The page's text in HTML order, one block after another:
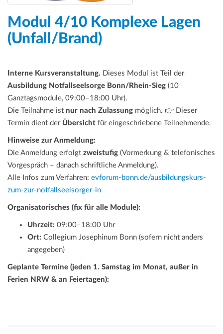
Modul 4/10 Komplexe Lagen
(Unfall/Brand)
Interne Kursveranstaltung. Dieses Modul ist Teil der
Ausbildung Notfallseelsorge Bonn/Rhein-Sieg (10
Ganztagsmodule, 09:00–18:00 Uhr).
Die Teilnahme ist nur nach Zulassung möglich. 👉 Dieser
Termin dient der Übersicht für eingeschriebene Teilnehmende.
Hinweise zur Anmeldung:
Die Anmeldung erfolgt zweistufig (Vormerkung & telefonisches
Vorgespräch – danach schriftliche Anmeldung).
Alle Infos zum Verfahren: evforum-bonn.de/ausbildungskurs-
zum-zur-notfallseelsorger-in
Organisatorisches (fix für alle Module):
Uhrzeit: 09:00–18:00 Uhr
Ort: Collegium Josephinum Bonn (sofern nicht anders
angegeben)
Geplante Termine (jeden 1. Samstag im Monat, außer in
Ferien NRW & an Feiertagen):